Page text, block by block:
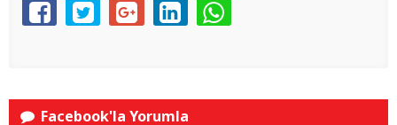
Facebook'la Yorumla